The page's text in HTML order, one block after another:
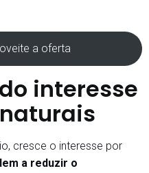
a oferta
cresce o interesse por
a reduzir o